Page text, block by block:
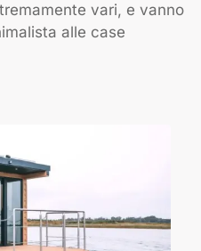
vari, e vanno
alle case